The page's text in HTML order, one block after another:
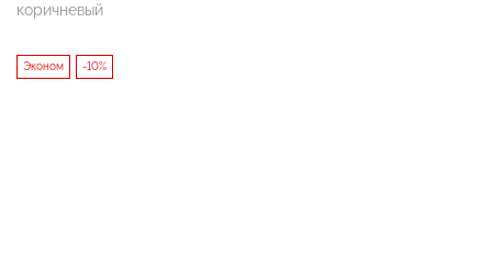
коричневый
Эконом -10%